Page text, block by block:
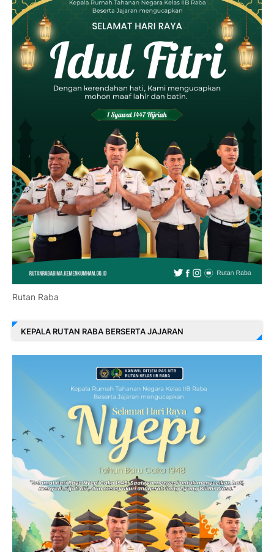
Rutan Raba
KEPALA RUTAN RABA BERSERTA JAJARAN